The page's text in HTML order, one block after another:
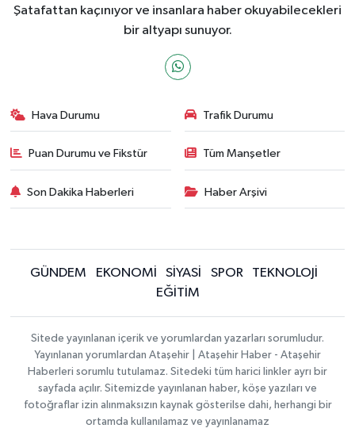
Şatafattan kaçınıyor ve insanlara haber okuyabilecekleri
bir altyapı sunuyor.
Hava Durumu Trafik Durumu
Puan Durumu ve Fikstür Tüm Manşetler
Son Dakika Haberleri Haber Arşivi
GÜNDEM EKONOMİ SİYASİ SPOR
TEKNOLOJİ
EĞİTİM
Sitede yayınlanan içerik ve yorumlardan yazarları sorumludur.
Yayınlanan yorumlardan Ataşehir | Ataşehir Haber - Ataşehir
Haberleri sorumlu tutulamaz. Sitedeki tüm harici linkler ayrı bir
sayfada açılır. Sitemizde yayınlanan haber, köşe yazıları ve
fotoğraflar izin alınmaksızın kaynak gösterilse dahi, herhangi bir
ortamda kullanılamaz ve yayınlanamaz